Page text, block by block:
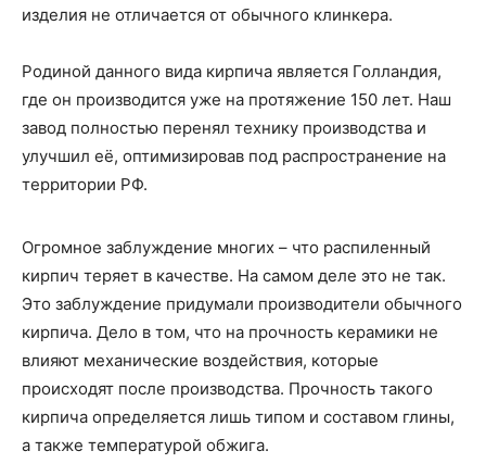
изделия не отличается от обычного клинкера.
Родиной данного вида кирпича является Голландия,
где он производится уже на протяжение 150 лет. Наш
завод полностью перенял технику производства и
улучшил её, оптимизировав под распространение на
территории РФ.
Огромное заблуждение многих – что распиленный
кирпич теряет в качестве. На самом деле это не так.
Это заблуждение придумали производители обычного
кирпича. Дело в том, что на прочность керамики не
влияют механические воздействия, которые
происходят после производства. Прочность такого
кирпича определяется лишь типом и составом глины,
а также температурой обжига.